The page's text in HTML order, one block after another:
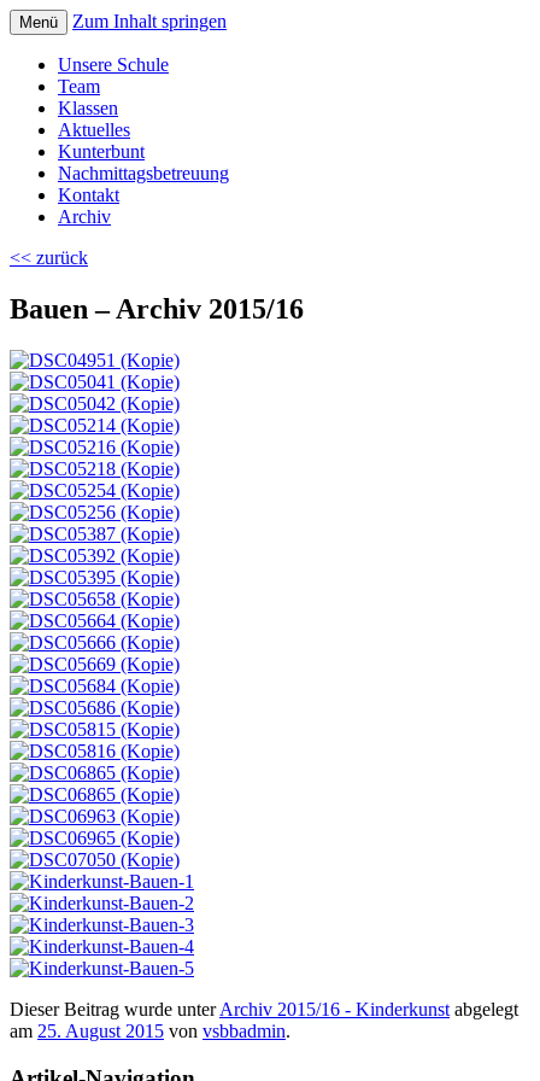
Volksschule Bad Blumau
Menü Zum Inhalt springen
Unsere Schule
Team
Klassen
Aktuelles
Kunterbunt
Nachmittagsbetreuung
Kontakt
Archiv
<< zurück
Bauen – Archiv 2015/16
Dieser Beitrag wurde unterArchiv 2015/16 - Kinderkunst abgelegt
am 25. August 2015 von vsbbadmin.